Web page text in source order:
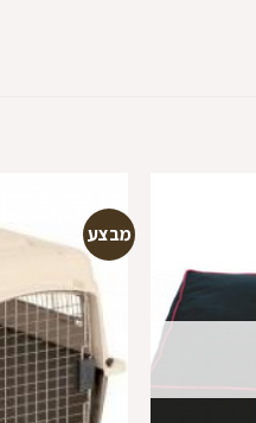
הוספה
למועדפים
מבצע